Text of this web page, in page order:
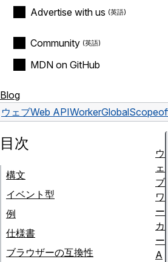
Advertise with us
Community
MDN on GitHub
Blog
ウェブWeb APIWorkerGlobalScope
目次
構文
イベント型
例
仕様書
ブラウザーの互換性
ウ
ェ
ブ
ワ
ー
カ
ー
A